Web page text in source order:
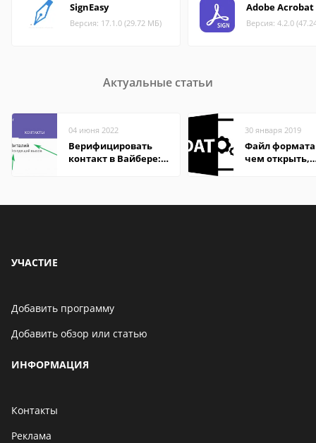
SignEasy
Версия: 17.1.0 (29.72 МБ)
Adobe Acrobat
Версия: 4.2.0
Актуальные статьи
04 июня 2022
Верифицировать
контакт в Вайбере:
30 января 2019
Файл формата
чем открыть,
УЧАСТИЕ
Добавить программу
Добавить обзор или статью
ИНФОРМАЦИЯ
Контакты
Реклама